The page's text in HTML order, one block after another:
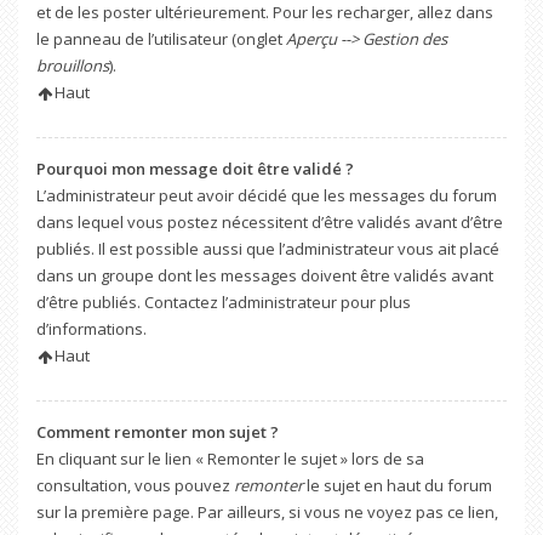
et de les poster ultérieurement. Pour les recharger, allez dans
le panneau de l’utilisateur (ongletAperçu --> Gestion des
brouillons).
Haut
Pourquoi mon message doit être validé ?
L’administrateur peut avoir décidé que les messages du forum
dans lequel vous postez nécessitent d’être validés avant d’être
publiés. Il est possible aussi que l’administrateur vous ait placé
dans un groupe dont les messages doivent être validés avant
d’être publiés. Contactez l’administrateur pour plus
d’informations.
Haut
Comment remonter mon sujet ?
En cliquant sur le lien « Remonter le sujet » lors de sa
consultation, vous pouvez remonterle sujet en haut du forum
sur la première page. Par ailleurs, si vous ne voyez pas ce lien,